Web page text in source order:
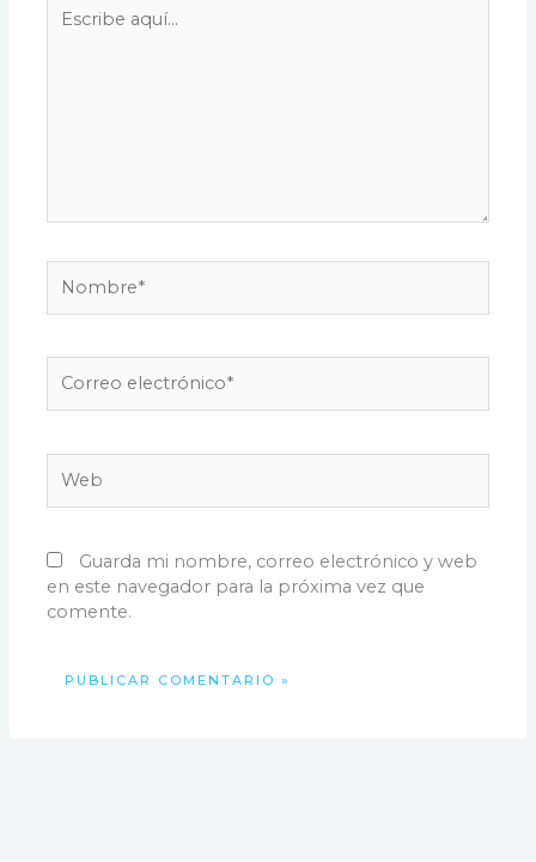
aquí...
electrónico*
Guarda mi nombre, correo electrónico y web
en este navegador para la próxima vez que
comente.